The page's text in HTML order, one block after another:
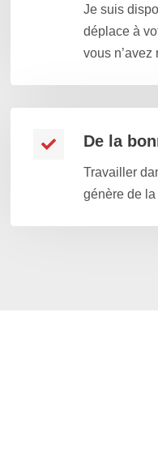
Je suis
déplace à
vous n’avez
De la
Travailler
génère de